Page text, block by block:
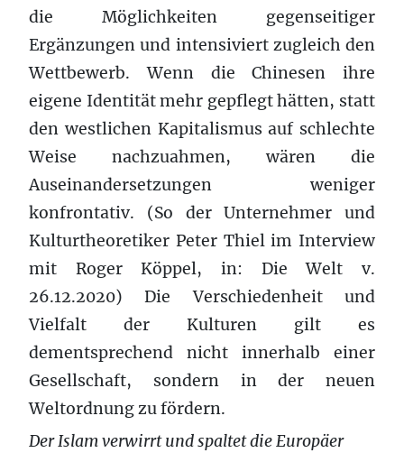
die Möglichkeiten gegenseitiger
Ergänzungen und intensiviert zugleich den
Wettbewerb. Wenn die Chinesen ihre
eigene Identität mehr gepflegt hätten, statt
den westlichen Kapitalismus auf schlechte
Weise nachzuahmen, wären die
Auseinandersetzungen weniger
konfrontativ. (So der Unternehmer und
Kulturtheoretiker Peter Thiel im Interview
mit Roger Köppel, in: Die Welt v.
26.12.2020) Die Verschiedenheit und
Vielfalt der Kulturen gilt es
dementsprechend nicht innerhalb einer
Gesellschaft, sondern in der neuen
Weltordnung zu fördern.
Der Islam verwirrt und spaltet die Europäer